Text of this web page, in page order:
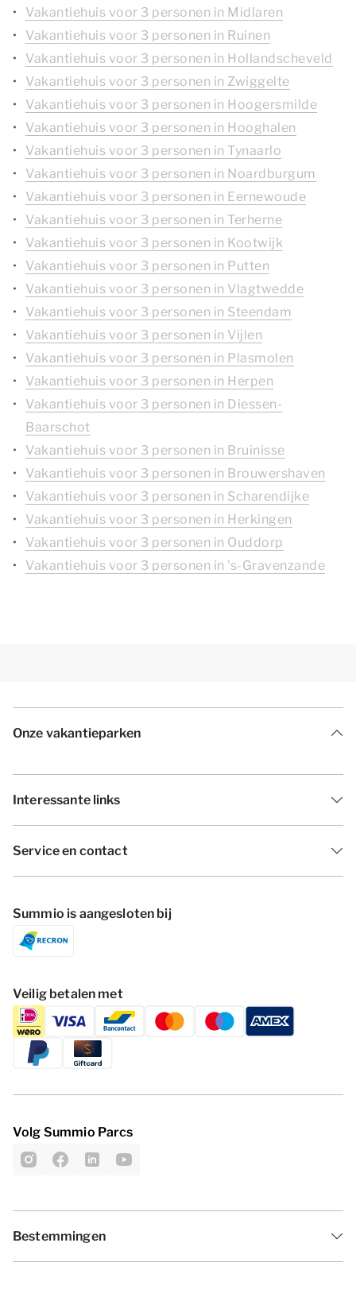
Vakantiehuis voor 3 personen in Midlaren
Vakantiehuis voor 3 personen in Ruinen
Vakantiehuis voor 3 personen in Hollandscheveld
Vakantiehuis voor 3 personen in Zwiggelte
Vakantiehuis voor 3 personen in Hoogersmilde
Vakantiehuis voor 3 personen in Hooghalen
Vakantiehuis voor 3 personen in Tynaarlo
Vakantiehuis voor 3 personen in Noardburgum
Vakantiehuis voor 3 personen in Eernewoude
Vakantiehuis voor 3 personen in Terherne
Vakantiehuis voor 3 personen in Kootwijk
Vakantiehuis voor 3 personen in Putten
Vakantiehuis voor 3 personen in Vlagtwedde
Vakantiehuis voor 3 personen in Steendam
Vakantiehuis voor 3 personen in Vijlen
Vakantiehuis voor 3 personen in Plasmolen
Vakantiehuis voor 3 personen in Herpen
Vakantiehuis voor 3 personen in Diessen-
Baarschot
Vakantiehuis voor 3 personen in Bruinisse
Vakantiehuis voor 3 personen in Brouwershaven
Vakantiehuis voor 3 personen in Scharendijke
Vakantiehuis voor 3 personen in Herkingen
Vakantiehuis voor 3 personen in Ouddorp
Vakantiehuis voor 3 personen in 's-Gravenzande
Onze vakantieparken
Interessante links
Service en contact
Summio is aangesloten bij
Veilig betalen met
Volg Summio Parcs
Bestemmingen